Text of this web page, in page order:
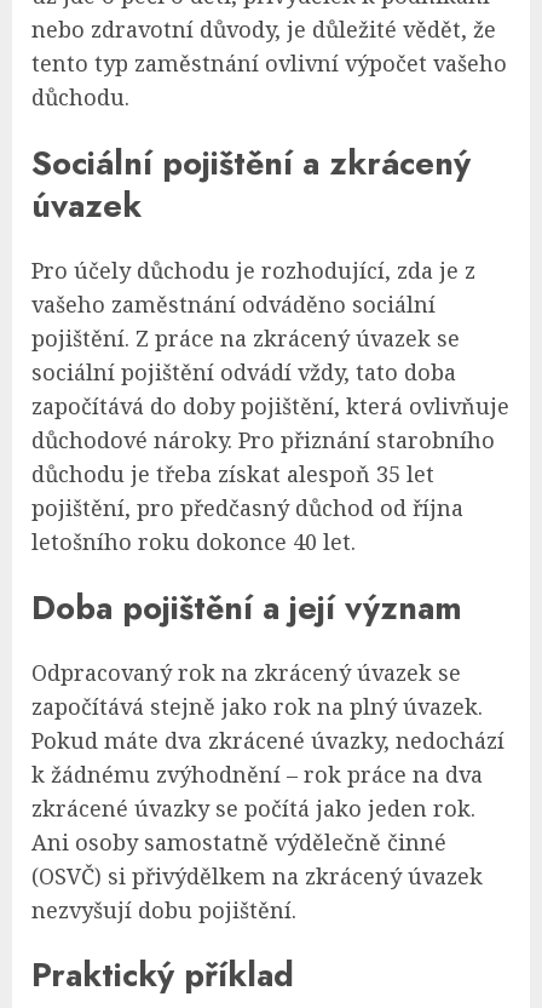
nebo zdravotní důvody, je důležité vědět, že
tento typ zaměstnání ovlivní výpočet vašeho
důchodu.
Sociální pojištění a zkrácený
úvazek
Pro účely důchodu je rozhodující, zda je z
vašeho zaměstnání odváděno sociální
pojištění. Z práce na zkrácený úvazek se
sociální pojištění odvádí vždy, tato doba
započítává do doby pojištění, která ovlivňuje
důchodové nároky. Pro přiznání starobního
důchodu je třeba získat alespoň 35 let
pojištění, pro předčasný důchod od října
letošního roku dokonce 40 let.
Doba pojištění a její význam
Odpracovaný rok na zkrácený úvazek se
započítává stejně jako rok na plný úvazek.
Pokud máte dva zkrácené úvazky, nedochází
k žádnému zvýhodnění – rok práce na dva
zkrácené úvazky se počítá jako jeden rok.
Ani osoby samostatně výdělečně činné
(OSVČ) si přivýdělkem na zkrácený úvazek
nezvyšují dobu pojištění.
Praktický příklad